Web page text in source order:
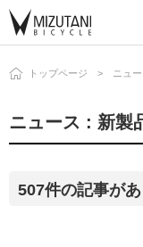
トップページ ニュー
ニュース : 新製
507件の記事があ